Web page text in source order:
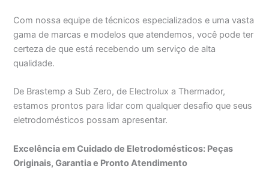
Com nossa equipe de técnicos especializados e uma vasta
gama de marcas e modelos que atendemos, você pode ter
certeza de que está recebendo um serviço de alta
qualidade.
De Brastemp a Sub Zero, de Electrolux a Thermador,
estamos prontos para lidar com qualquer desafio que seus
eletrodomésticos possam apresentar.
Excelência em Cuidado de Eletrodomésticos: Peças
Originais, Garantia e Pronto Atendimento